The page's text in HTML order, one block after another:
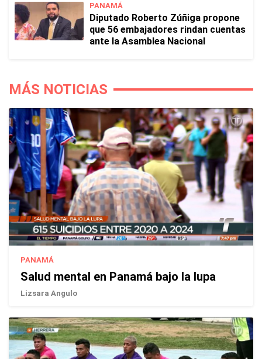
PANAMÁ
Diputado Roberto Zúñiga propone
que 56 embajadores rindan cuentas
ante la Asamblea Nacional
MÁS NOTICIAS
PANAMÁ
Salud mental en Panamá bajo la lupa
Lizsara Angulo